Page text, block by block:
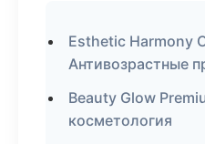
Esthetic Harmony
Антивозрастные
Beauty Glow
косметология